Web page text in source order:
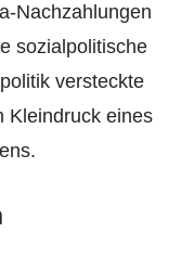
Nachzahlungen
sozialpolitische
versteckte
Kleindruck eines